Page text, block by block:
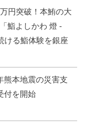
円突破！本鮪の大
鮨よしかわ 燈 -
ける鮨体験を銀座
熊本地震の災害支
付を開始